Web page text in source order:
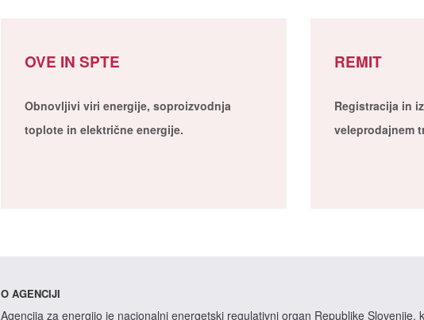
OVE IN SPTE
Obnovljivi viri energije, soproizvodnja
toplote in električne energije.
REMIT
Registracija in
veleprodajnem
O AGENCIJI
Agencija za energijo je nacionalni energetski regulativni organ Republike Slovenije,